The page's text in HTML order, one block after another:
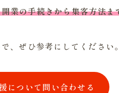
の手続きから集客方法ま
、ぜひ参考にしてください。
について問い合わせる